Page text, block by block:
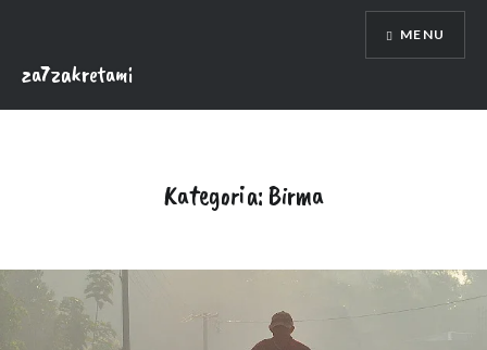
content
za7zakretami
MENU
Kategoria:Birma